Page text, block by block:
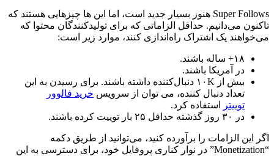
Super Follows هنوز بسیار جدید است، اما این ها چیزهایی هستند که
تاکنون می‌دانیم. حداقل الزاماتی که برای تولیدکنندگان محتوا که
می‌خواهند یک اشتراک راه‌اندازی کنند، موارد زیر است:
۱۸+ ساله باشند.
در آمریکا باشند.
بیش از ۱۰K دنبال‌کننده داشته باشند. برای رسیدن به این
تعداد دنبال کننده، می توان از سرویس خرید فالوور
توییتر
استفاده کرد.
در ۳۰ روز گذشته حداقل ۲۵ بار توییت کرده باشند.
اگر این الزامات را برآورده کنید، می‌توانید از طریق دکمه
“Monetization” در نوار کناری پروفایل خود، برای دسترسی به این